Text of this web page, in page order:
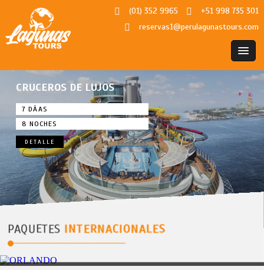
(01) 352 9965
+51 998 735 301
reservas1@perulagunastours.com
CRUCEROS DE LUJOS
7 DÃAS
8 NOCHES
DETALLE
PAQUETES INTERNACIONALES